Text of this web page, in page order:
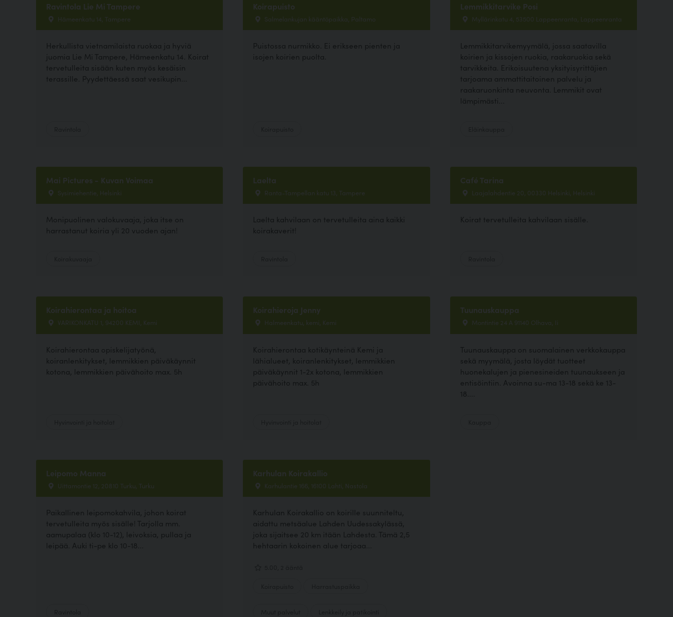
Ravintola Lie Mi Tampere
Hämeenkatu 14, Tampere
Herkullista vietnamilaista ruokaa ja hyviä
juomia Lie Mi Tampere, Hämeenkatu 14. Koirat
tervetulleita sisään kuten myös kesäisin
terassille. Pyydettäessä saat vesikupin...
Koirapuisto
Salmelankujan kääntöpaikka, Paltamo
Puistossa nurmikko. Ei erikseen pienten ja
isojen koirien puolta.
Lemmikkitarvike Posi
Myllärinkatu 4, 53500 Lappeenranta, Lappeenranta
Lemmikkitarvikemyymälä, jossa saatavilla
koirien ja kissojen ruokia, raakaruokia sekä
tarvikkeita. Erikoisuutena yksityisyrittäjien
tarjoama ammattitaitoinen palvelu ja
raakaruonkinta neuvonta. Lemmikit ovat
lämpimästi...
Mai Pictures - Kuvan Voimaa
Sysimiehentie, Helsinki
Monipuolinen valokuvaaja, joka itse on
harrastanut koiria yli 20 vuoden ajan!
Laelta
Ranta-Tampellan katu 13, Tampere
Laelta kahvilaan on tervetulleita aina kaikki
koirakaverit!
Café Tarina
Laajalahdentie 20, 00330 Helsinki, Helsinki
Koirat tervetulleita kahvilaan sisälle.
Koirahierontaa ja hoitoa
VARIKONKATU 1, 94200 KEMI, Kemi
Koirahierontaa opiskelijatyönä,
koiranlenkitykset, lemmikkien päiväkäynnit
kotona, lemmikkien päivähoito max. 5h
Koirahieroja Jenny
Halmeenkatu, kemi, Kemi
Koirahierontaa kotikäynteinä Kemi ja
lähialueet, koiranlenkitykset, lemmikkien
päiväkäynnit 1-2x kotona, lemmikkien
päivähoito max. 5h
Tuunauskauppa
Montintie 24 A 91140 Olhava, Ii
Tuunauskauppa on suomalainen verkkokauppa
sekä myymälä, josta löydät tuotteet
huonekalujen ja pienesineiden tuunaukseen ja
entisöintiin. Avoinna su-ma 13-18 sekä ke 13-
18....
Leipomo Manna
Uittamontie 12, 20810 Turku, Turku
Paikallinen leipomokahvila, johon koirat
tervetulleita myös sisälle! Tarjolla mm.
aamupalaa (klo 10-12), leivoksia, pullaa ja
leipää. Auki ti-pe klo 10-18...
Karhulan Koirakallio
Karhulantie 166, 16100 Lahti, Nastola
Karhulan Koirakallio on koirille suunniteltu,
aidattu metsäalue Lahden Uudessakylässä,
joka sijaitsee 20 km itään Lahdesta. Tämä 2,5
hehtaarin kokoinen alue tarjoaa...